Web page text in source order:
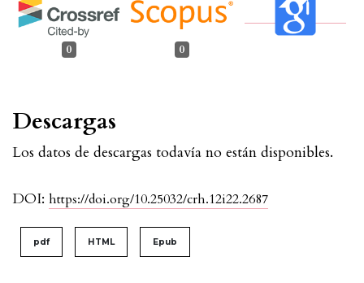
DOI: https://doi.org/10.25032/crh.12i22.2687
0 0
pdf HTML Epub
Descargas
Los datos de descargas todavía no están disponibles.